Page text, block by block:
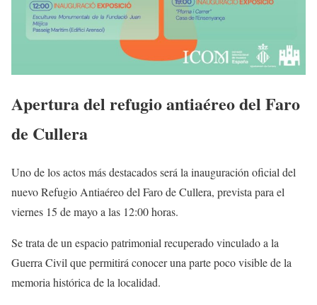
Apertura del refugio antiaéreo del Faro
de Cullera
Uno de los actos más destacados será la inauguración oficial del
nuevo Refugio Antiaéreo del Faro de Cullera, prevista para el
viernes 15 de mayo a las 12:00 horas.
Se trata de un espacio patrimonial recuperado vinculado a la
Guerra Civil que permitirá conocer una parte poco visible de la
memoria histórica de la localidad.